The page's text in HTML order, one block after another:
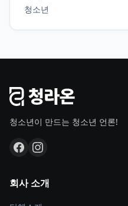
청소년
청소년이 만드는 청소년 언론!
회사 소개